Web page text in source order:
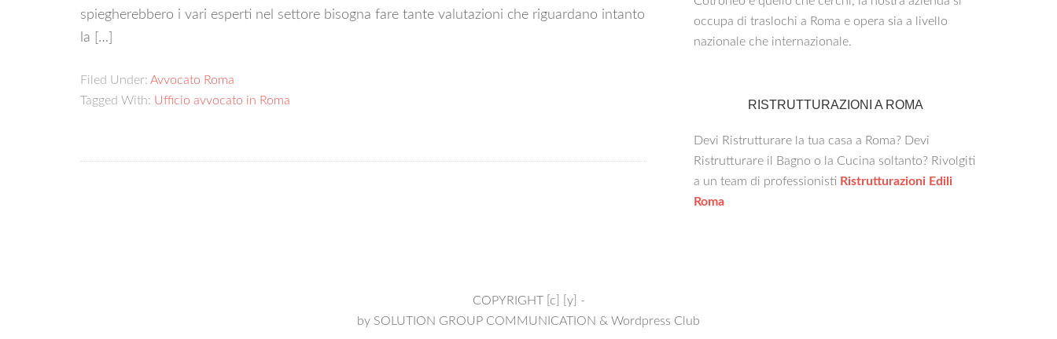
spiegherebbero i vari esperti nel settore bisogna fare tante valutazioni che riguardano intanto
la […]
Filed Under: Avvocato Roma
Tagged With: Ufficio avvocato in Roma
occupa di traslochi a Roma e opera sia a livello
nazionale che internazionale.
RISTRUTTURAZIONI A ROMA
Devi Ristrutturare la tua casa a Roma? Devi
Ristrutturare il Bagno o la Cucina soltanto? Rivolgiti
a un team di professionisti Ristrutturazioni Edili
Roma
COPYRIGHT [c] [y] -
by SOLUTION GROUP COMMUNICATION & Wordpress Club